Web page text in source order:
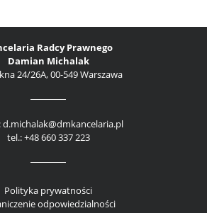
Radcy Prawnego
Damian Michalak
24/26A, 00-549 Warszawa
d.michalak@dmkancelaria.pl
tel.: +48 660 337 223
Polityka prywatności
odpowiedzialności